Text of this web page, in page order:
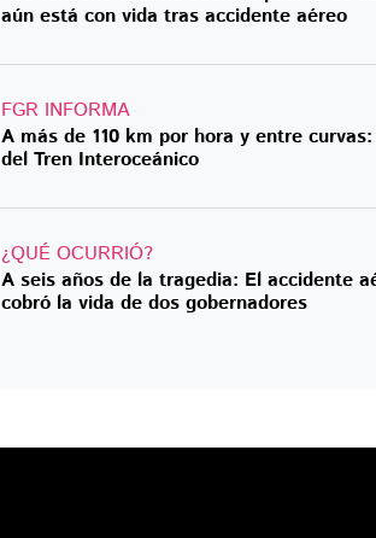
aún está con vida tras accidente aéreo
FGR INFORMA
A más de 110 km por hora y entre
del Tren Interoceánico
¿QUÉ OCURRIÓ?
A seis años de la tragedia: El accidente
cobró la vida de dos gobernadores